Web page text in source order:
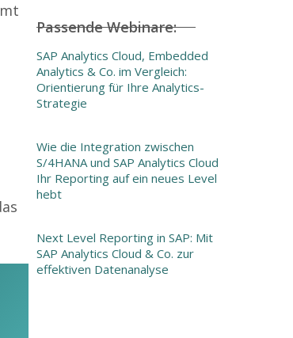
Passende Webinare:
SAP Analytics Cloud, Embedded
Analytics & Co. im Vergleich:
Orientierung für Ihre Analytics-
Strategie
Wie die Integration zwischen
S/4HANA und SAP Analytics Cloud
Ihr Reporting auf ein neues Level
hebt
Next Level Reporting in SAP: Mit
SAP Analytics Cloud & Co. zur
effektiven Datenanalyse